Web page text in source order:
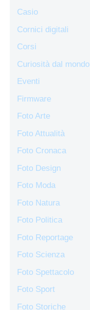
Casio
Cornici digitali
Corsi
Curiosità dal mondo
Eventi
Firmware
Foto Arte
Foto Attualità
Foto Cronaca
Foto Design
Foto Moda
Foto Natura
Foto Politica
Foto Reportage
Foto Scienza
Foto Spettacolo
Foto Sport
Foto Storiche